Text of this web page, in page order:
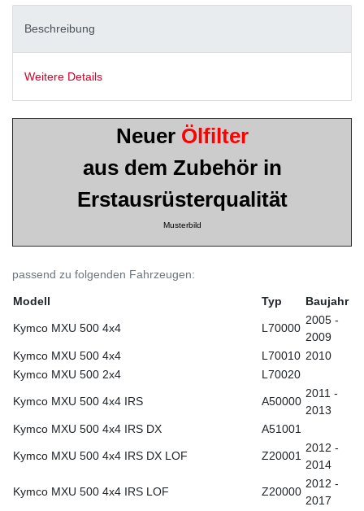
Beschreibung
Weitere Details
Neuer Ölfilter
aus dem Zubehör in
Erstausrüsterqualität
Musterbild
passend zu folgenden Fahrzeugen:
Modell Typ Baujahr
Kymco MXU 500 4x4 L70000
2005 -
2009
Kymco MXU 500 4x4
L70010 2010
Kymco MXU 500 2x4
L70020
Kymco MXU 500 4x4 IRS A50000
2011 -
2013
Kymco MXU 500 4x4 IRS DX
A51001
Kymco MXU 500 4x4 IRS DX LOF Z20001
2012 -
2014
Kymco MXU 500 4x4 IRS LOF Z20000
2012 -
2017